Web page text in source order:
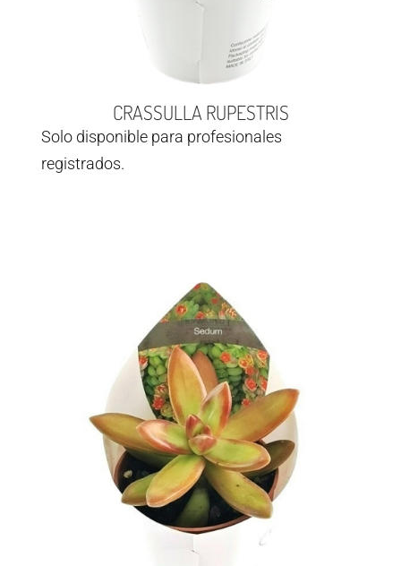
CRASSULLA RUPESTRIS
Solo disponible para profesionales
registrados.